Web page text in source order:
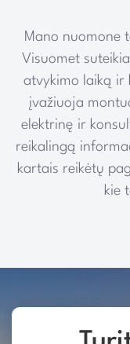
Mano nuomone
Visuomet
atvykimo laiką ir
įvažiuoja
elektrinę ir
reikalingą
kartais reikėtų
kie